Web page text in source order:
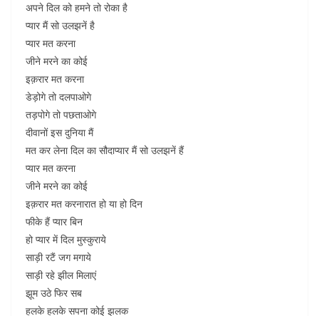
अपने दिल को हमने तो रोका है
प्यार मैं सो उलझनें है
प्यार मत करना
जीने मरने का कोई
इक़रार मत करना
डेड़ोगे तो दलपाओगे
तड़पोगे तो पछताओगे
दीवानों इस दुनिया मैं
मत कर लेना दिल का सौदाप्यार मैं सो उलझनें हैं
प्यार मत करना
जीने मरने का कोई
इक़रार मत करनारात हो या हो दिन
फीके हैं प्यार बिन
हो प्यार में दिल मुस्कुराये
साड़ी रटैं जग मगाये
साड़ी रहे झील मिलाएं
झूम उठे फिर सब
हलके हलके सपना कोई झलक